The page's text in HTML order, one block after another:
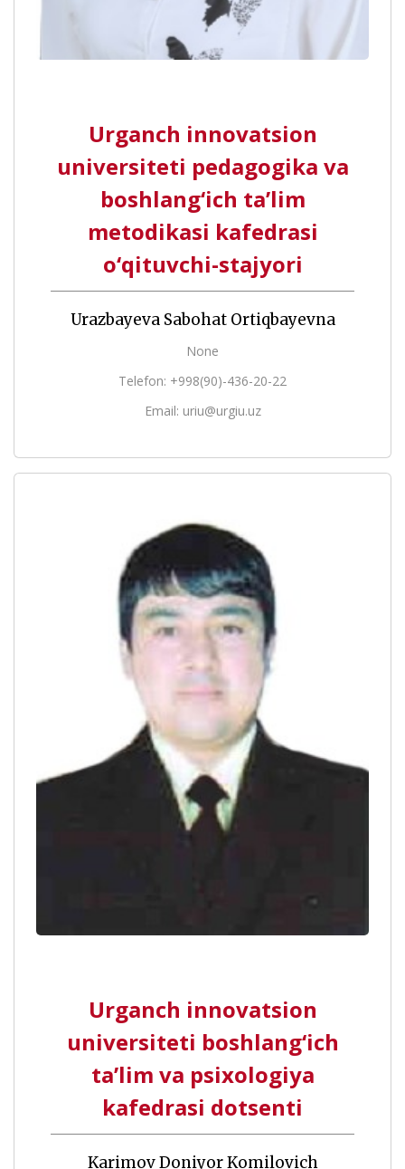
Urganch innovatsion
universiteti pedagogika va
boshlang‘ich ta’lim
metodikasi kafedrasi
o‘qituvchi-stajyori
Urazbayeva Sabohat Ortiqbayevna
None
Telefon: +998(90)-436-20-22
Email: uriu@urgiu.uz
Urganch innovatsion
universiteti boshlang‘ich
ta’lim va psixologiya
kafedrasi dotsenti
Karimov Doniyor Komilovich